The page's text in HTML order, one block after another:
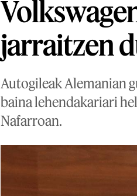
jarraitzen
Autogileak Alemanian
baina lehendakariari
Nafarroan.